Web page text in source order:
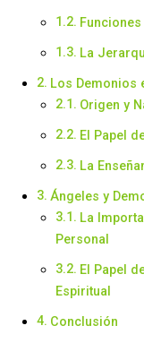
La
Los Demonios
Origen y
El Papel
La
Ángeles y
La
Personal
El Papel
Espiritual
Conclusión